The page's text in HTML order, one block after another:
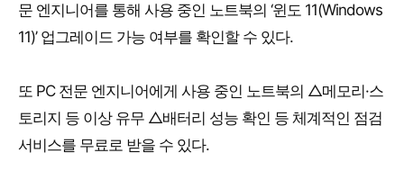
문 엔지니어를 통해 사용 중인 노트북의 ‘윈도 11(Windows
11)’ 업그레이드 가능 여부를 확인할 수 있다.
또 PC 전문 엔지니어에게 사용 중인 노트북의 △메모리·스
토리지 등 이상 유무 △배터리 성능 확인 등 체계적인 점검
서비스를 무료로 받을 수 있다.